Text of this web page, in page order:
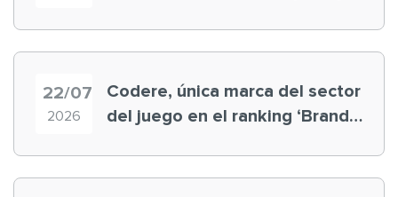
22/07
2026
Codere, única marca del sector
del juego en el ranking ‘Brand